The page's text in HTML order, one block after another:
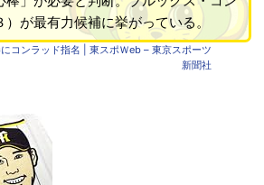
が最有力候補に挙がっている。
コンラッド指名 | 東スポＷeb – 東京スポーツ
新聞社